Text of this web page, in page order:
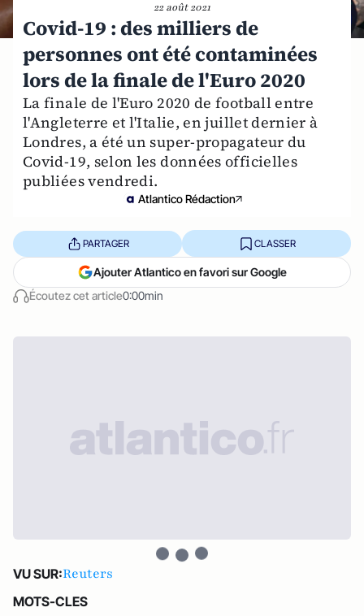
22 août 2021
Covid-19 : des milliers de
personnes ont été contaminées
lors de la finale de l'Euro 2020
La finale de l'Euro 2020 de football entre
l'Angleterre et l'Italie, en juillet dernier à
Londres, a été un super-propagateur du
Covid-19, selon les données officielles
publiées vendredi.
Atlantico Rédaction
Écoutez cet article0:00min
PARTAGER CLASSER
Ajouter Atlantico en favori sur Google
VU SUR:Reuters
MOTS-CLES